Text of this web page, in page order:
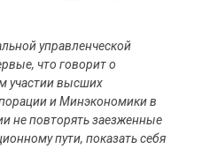
управленческой
что говорит о
участии высших
и Минэкономики в
не повторять заезженные
пути, показать себя